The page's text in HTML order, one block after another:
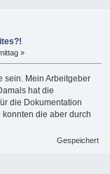
»
sein. Mein Arbeitgeber
hat die
die Dokumentation
die aber durch
Gespeichert